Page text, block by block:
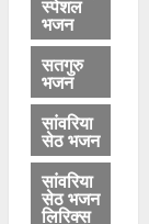
भजन
सतगुरु
भजन
सांवरिया
सेठ भजन
सांवरिया
सेठ भजन
लिरिक्स